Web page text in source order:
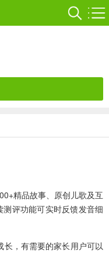
精品故事、原创儿歌及互
评功能可实时反馈发音细
，有需要的家长用户可以